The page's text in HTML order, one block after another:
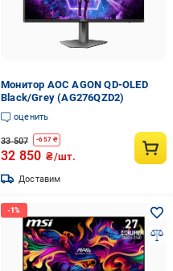
Монитор AOC AGON QD-OLED
Black/Grey (AG276QZD2)
оценить
33 507 -657₴
32 850 ₴/шт.
Доставим